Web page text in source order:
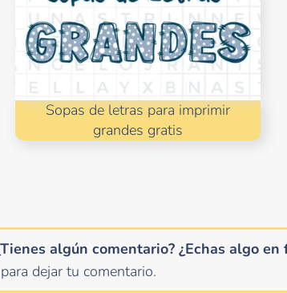
Sopas de letras para imprimir
grandes gratis
algún comentario? ¿Echas algo en
para dejar tu comentario.